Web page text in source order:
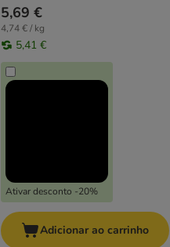
5,69 €
4,74 € / kg
5,41 €
Ativar desconto -20%
Adicionar ao carrinho